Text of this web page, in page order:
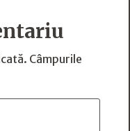
Câmpurile